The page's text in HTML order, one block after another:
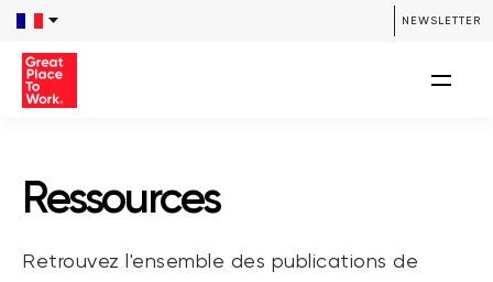
NEWSLETTER
/**** SEARCH *****/ /**** END SEARCH *****/
Ressources
Retrouvez l'ensemble des publications de